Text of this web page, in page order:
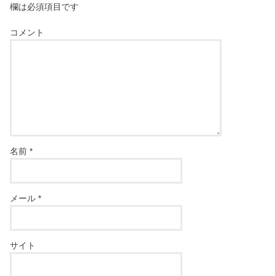
欄は必須項目です
コメント
名前*
メール*
サイト